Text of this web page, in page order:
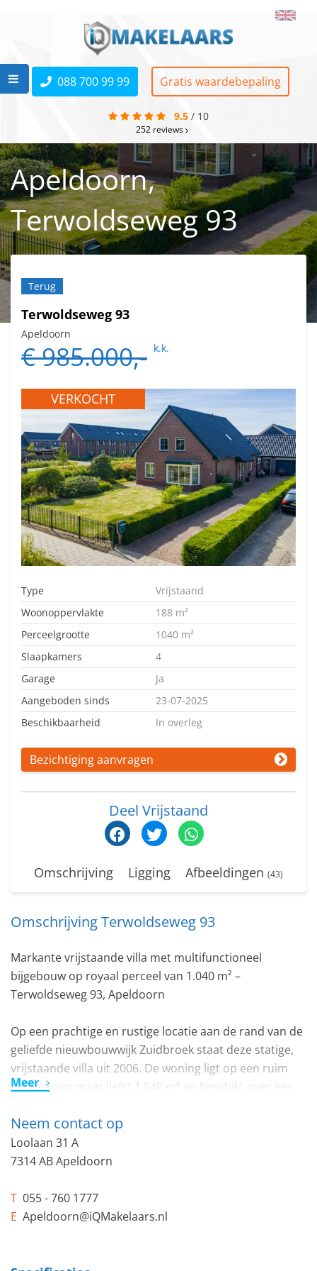
088 700 99 99 Gratis waardebepaling
9.5 / 10
252 reviews
Apeldoorn,
Terwoldseweg 93
Terug
Terwoldseweg 93
Apeldoorn
€ 985.000,- k.k.
VERKOCHT
Type
Vrijstaand
Woonoppervlakte
188 m²
Perceelgrootte
1040 m²
Slaapkamers
4
Garage
Ja
Aangeboden sinds
23-07-2025
Beschikbaarheid
In overleg
Bezichtiging aanvragen
Deel Vrijstaand
Omschrijving Ligging Afbeeldingen (43)
Omschrijving Terwoldseweg 93
Markante vrijstaande villa met multifunctioneel
bijgebouw op royaal perceel van 1.040 m² –
Terwoldseweg 93, Apeldoorn
Op een prachtige en rustige locatie aan de rand van de
geliefde nieuwbouwwijk Zuidbroek staat deze statige,
vrijstaande villa uit 2006. De woning ligt op een ruim
perceel van maar liefst 1.040 m² en beschikt over een
multifunctioneel bijgebouw en een schitterend
aangelegde tuin rondom.
Begane grond
Meer
Neem contact op
Loolaan 31 A
7314 AB Apeldoorn
T 055 - 760 1777
E Apeldoorn@iQMakelaars.nl